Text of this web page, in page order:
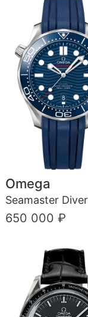
Omega
Seamaster
650 000 ₽